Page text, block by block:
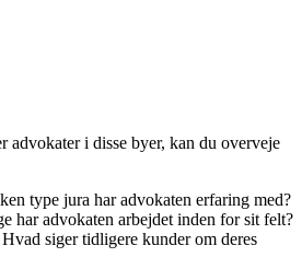
advokater i disse byer, kan du overveje
type jura har advokaten erfaring med?
har advokaten arbejdet inden for sit felt?
siger tidligere kunder om deres